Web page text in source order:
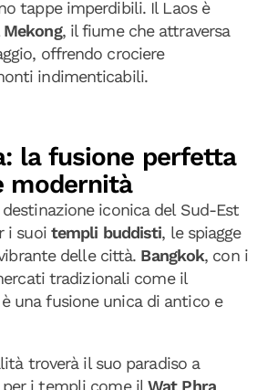
tappe imperdibili. Il Laos è
Mekong, il fiume che attraversa
offrendo crociere
indimenticabili.
la fusione perfetta
modernità
iconica del Sud-Est
i suoi templi buddisti, le spiagge
delle città. Bangkok, con i
tradizionali come il
una fusione unica di antico e
troverà il suo paradiso a
per i templi come il Wat Phra